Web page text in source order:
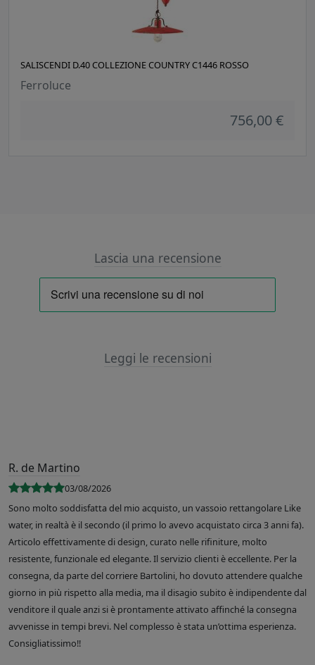
SALISCENDI D.40 COLLEZIONE COUNTRY C1446 ROSSO
Ferroluce
756,00 €
Lascia una recensione
Leggi le recensioni
R. de Martino
03/08/2026
Sono molto soddisfatta del mio acquisto, un vassoio rettangolare Like
water, in realtà è il secondo (il primo lo avevo acquistato circa 3 anni fa).
Articolo effettivamente di design, curato nelle rifiniture, molto
resistente, funzionale ed elegante. Il servizio clienti è eccellente. Per la
consegna, da parte del corriere Bartolini, ho dovuto attendere qualche
giorno in più rispetto alla media, ma il disagio subito è indipendente dal
venditore il quale anzi si è prontamente attivato affinché la consegna
avvenisse in tempi brevi. Nel complesso è stata un’ottima esperienza.
Consigliatissimo!!